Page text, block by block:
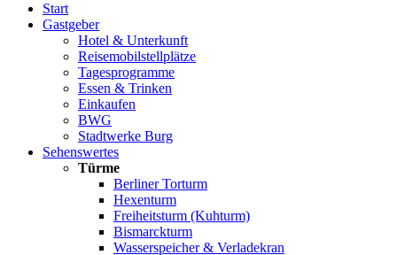
Start
Gastgeber
Hotel & Unterkunft
Reisemobilstellplätze
Tagesprogramme
Essen & Trinken
Einkaufen
BWG
Stadtwerke Burg
Sehenswertes
Türme
Berliner Torturm
Hexenturm
Freiheitsturm (Kuhturm)
Bismarckturm
Wasserspeicher & Verladekran